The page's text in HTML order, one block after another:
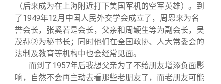
（后来成为在上海附近打下美国军机的空军英雄）。到
了1949年12月中国人民外交学会成立了，周恩来为名
誉会长，张奚若是会长，父亲和周鲠生等为副会长，吴
茂荪②为秘书长；同时他们在全国政协、人大常委会的
法制及教育等机构中也会经常见面。
而到了1957年后我想父亲为了不给朋友增添负面影
响，自然不会再主动去看那些老朋友了，而老朋友可能